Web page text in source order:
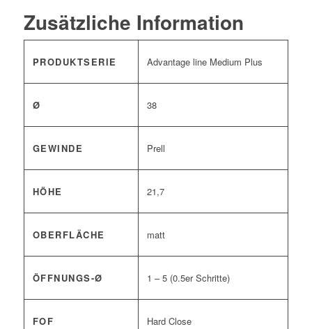
Zusätzliche Information
PRODUKTSERIE Advantage line Medium Plus
Ø 38
GEWINDE Prell
HÖHE 21,7
OBERFLÄCHE matt
ÖFFNUNGS-Ø 1 – 5 (0.5er Schritte)
FOF Hard Close